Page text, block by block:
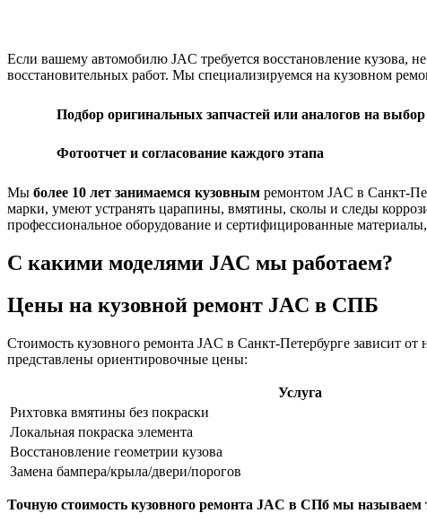
Если вашему автомобилю JAC требуется восстановление
восстановительных работ. Мы специализируемся на кузовном
Подбор оригинальных запчастей или аналогов на выбор
Фотоотчет и согласование каждого этапа
Мы более 10 лет занимаемся кузовным ремонтом JAC в Санкт-
марки, умеют устранять царапины, вмятины, сколы и следы
профессиональное оборудование и сертифицированные
С какими моделями JAC мы работаем?
Цены на кузовной ремонт JAC в СПБ
Стоимость кузовного ремонта JAC в Санкт-Петербурге зависит
представлены ориентировочные цены:
Услуга
Рихтовка вмятины без покраски
Локальная покраска элемента
Восстановление геометрии кузова
Замена бампера/крыла/двери/порогов
Точную стоимость кузовного ремонта JAC в СПб мы называем